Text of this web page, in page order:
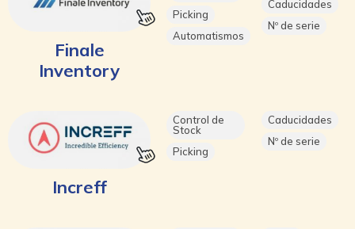
Finale
Inventory
Picking
Automatismos
Caducidades
Nº de serie
Increff
Control de
Stock
Picking
Caducidades
Nº de serie